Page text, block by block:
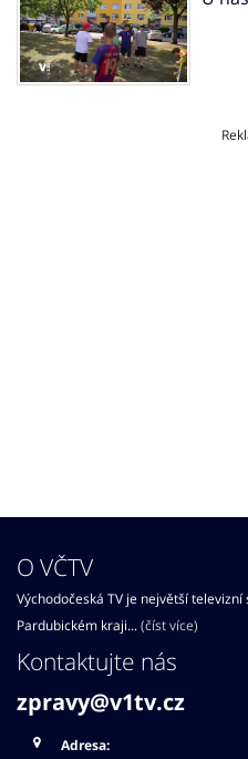
O VČTV
Východočeská TV je největší
Pardubickém kraji...(číst více)
Kontaktujte nás
zpravy@v1tv.cz
Adresa: